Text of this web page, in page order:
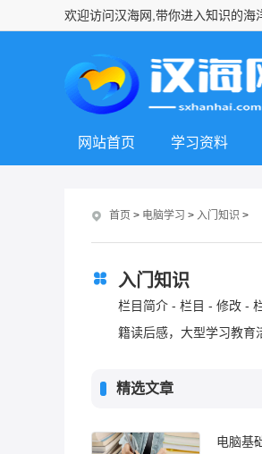
欢迎访问汉海网,带你进入知识的海
网站首页 学习资料
首页 > 电脑学习 > 入门知识 >
入门知识
栏目简介 - 栏目 - 修改 -
籍读后感，大型学习教育
精选文章
电脑基